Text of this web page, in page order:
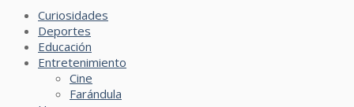
Curiosidades
Deportes
Educación
Entretenimiento
Cine
Farándula